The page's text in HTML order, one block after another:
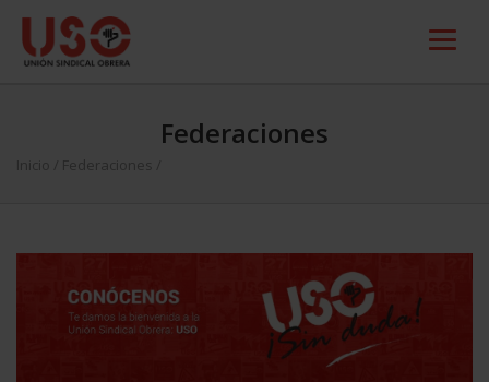
Federaciones
Inicio Federaciones